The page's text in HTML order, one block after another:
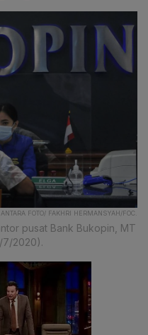
ANTARA FOTO/ FAKHRI HERMANSYAH/FOC.
pusat Bank Bukopin, MT
7/2020).